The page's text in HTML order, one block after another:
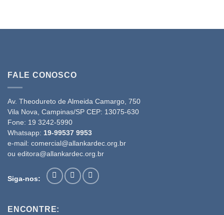
FALE CONOSCO
Av. Theodureto de Almeida Camargo, 750
Vila Nova, Campinas/SP CEP: 13075-630
Fone: 19 3242-5990
Whatsapp: 19-99537 9953
e-mail: comercial@allankardec.org.br
ou editora@allankardec.org.br
Siga-nos:
ENCONTRE: